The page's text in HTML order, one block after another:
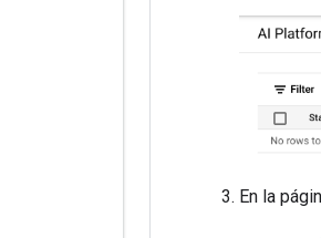
En la